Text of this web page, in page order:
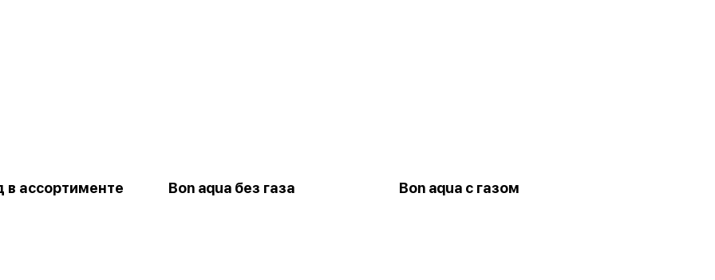
ассортименте Bon aqua без газа Bon aqua с газом